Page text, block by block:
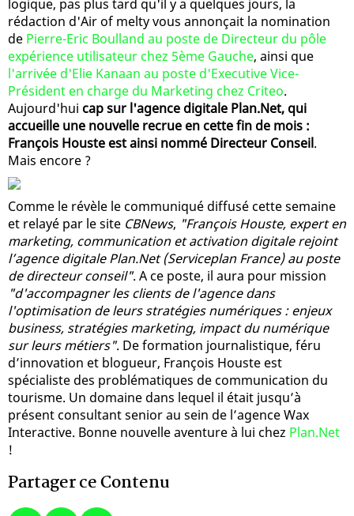
logique, pas plus tard qu'il y a quelques jours, la
rédaction d'Air of melty vous annonçait la nomination
de Pierre-Eric Boulland au poste de Directeur du pôle
expérience utilisateur chez 5ème Gauche, ainsi que
l'arrivée d'Elie Kanaan au poste d'Executive Vice-
Président en charge du Marketing chez Criteo.
Aujourd'hui cap sur l'agence digitale Plan.Net, qui
accueille une nouvelle recrue en cette fin de mois :
François Houste est ainsi nommé Directeur Conseil.
Mais encore ?
Comme le révèle le communiqué diffusé cette semaine
et relayé par le site CBNews, "François Houste, expert en
marketing, communication et activation digitale rejoint
l’agence digitale Plan.Net (Serviceplan France) au poste
de directeur conseil". A ce poste, il aura pour mission
"d'accompagner les clients de l'agence dans
l'optimisation de leurs stratégies numériques : enjeux
business, stratégies marketing, impact du numérique
sur leurs métiers". De formation journalistique, féru
d’innovation et blogueur, François Houste est
spécialiste des problématiques de communication du
tourisme. Un domaine dans lequel il était jusqu’à
présent consultant senior au sein de l’agence Wax
Interactive. Bonne nouvelle aventure à lui chez Plan.Net
!
Partager ce Contenu